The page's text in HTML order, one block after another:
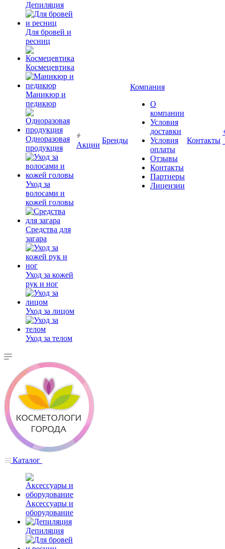
Депиляция
Для бровей и
ресниц
Космецевтика
Маникюр и
педикюр
Одноразовая
продукция
Уход за
волосами и
кожей головы
Средства для
загара
Уход за кожей
рук и ног
Уход за лицом
Уход за телом
Акции
Бренды
Компания
О
компании
Условия
доставки
Условия
оплаты
Отзывы
Контакты
Партнеры
Лицензии
Контакты
Каталог
Аксессуары и
оборудование
Депиляция